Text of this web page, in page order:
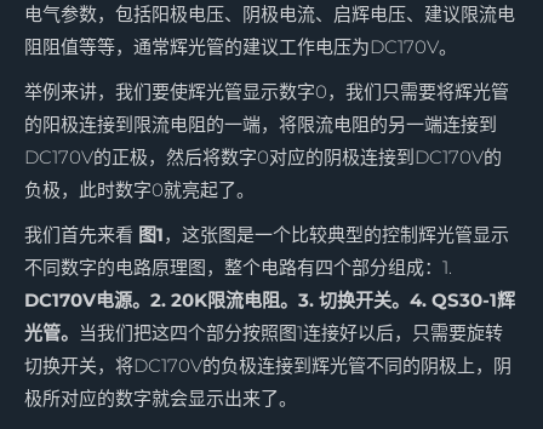
电气参数，包括阳极电压、阴极电流、启辉电压、建议限流电
阻阻值等等，通常辉光管的建议工作电压为DC170V。
举例来讲，我们要使辉光管显示数字0，我们只需要将辉光管
的阳极连接到限流电阻的一端，将限流电阻的另一端连接到
DC170V的正极，然后将数字0对应的阴极连接到DC170V的
负极，此时数字0就亮起了。
我们首先来看 图1，这张图是一个比较典型的控制辉光管显示
不同数字的电路原理图，整个电路有四个部分组成：1.
DC170V电源。2. 20K限流电阻。3. 切换开关。4. QS30-1辉
光管。 当我们把这四个部分按照图1连接好以后，只需要旋转
切换开关，将DC170V的负极连接到辉光管不同的阴极上，阴
极所对应的数字就会显示出来了。